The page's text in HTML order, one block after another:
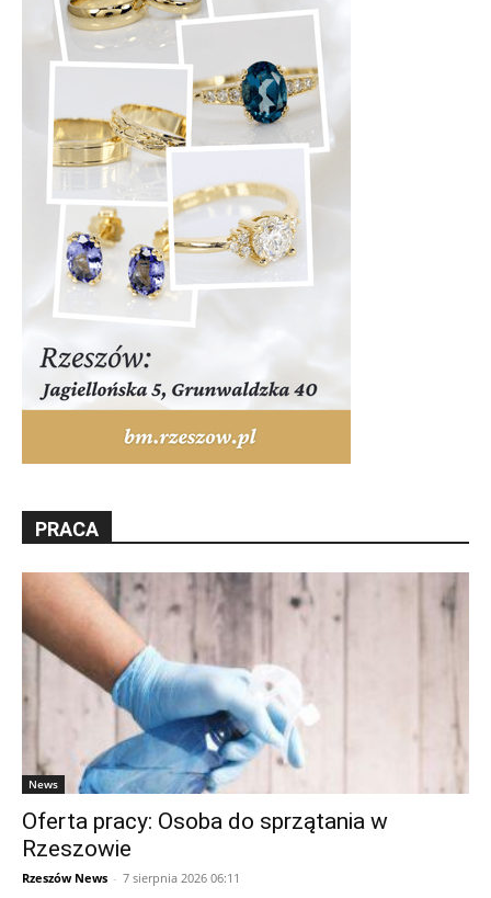
PRACA
News
Oferta pracy: Osoba do sprzątania w
Rzeszowie
Rzeszów News - 7 sierpnia 2026 06:11